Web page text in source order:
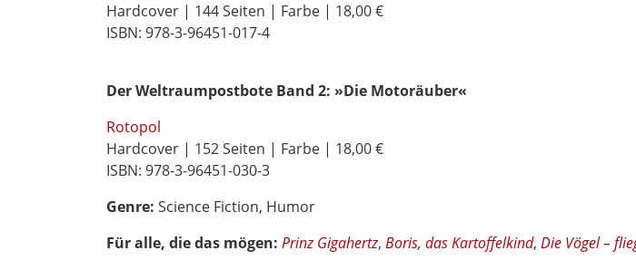
Hardcover | 144 Seiten | Farbe | 18,00 €
ISBN: 978-3-96451-017-4
Der Weltraumpostbote Band 2: »Die Motoräuber«
Rotopol
Hardcover | 152 Seiten | Farbe | 18,00 €
ISBN: 978-3-96451-030-3
Genre: Science Fiction, Humor
Für alle, die das mögen: Prinz Gigahertz, Boris, das Kartoffelkind, Die Vögel –